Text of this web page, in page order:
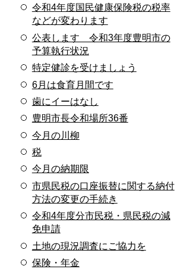
令和4年度国民健康保険税の税率
などが変わります
公表します 令和3年度豊明市の
予算執行状況
特定健診を受けましょう
6月は食育月間です
歯にイーはなし
豊明市長令和場所36番
今月の川柳
税
今月の納期限
市県民税の口座振替に関する納付
方法の変更の手続き
令和4年度分市民税・県民税の減
免申請
土地の現況調査にご協力を
保険・年金